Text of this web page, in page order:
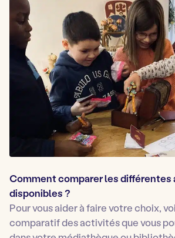
Comment comparer les différentes
disponibles ?
Pour vous aider à faire votre choix,
comparatif des activités que vous